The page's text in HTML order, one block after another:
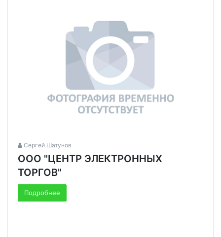
Сергей Шатунов
ООО "ЦЕНТР ЭЛЕКТРОННЫХ
ТОРГОВ"
Подробнее